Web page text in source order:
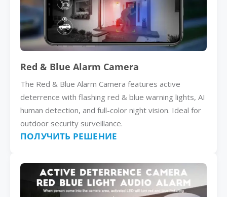
Red & Blue Alarm Camera
The Red & Blue Alarm Camera features active
deterrence with flashing red & blue warning lights, AI
human detection, and full-color night vision. Ideal for
outdoor security surveillance.
ПОЛУЧИТЬ РЕШЕНИЕ